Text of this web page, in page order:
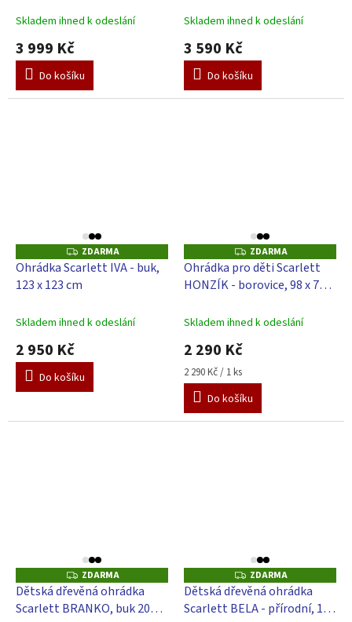
Skladem ihned k odeslání
3 999 Kč
Do košíku
Skladem ihned k odeslání
3 590 Kč
Do košíku
Z
D
A
R
ZDARMA
Ohrádka Scarlett IVA - buk,
123 x 123 cm
Skladem ihned k odeslání
2 950 Kč
Do košíku
Z
D
A
R
ZDARMA
Ohrádka pro děti Scarlett
HONZÍK - borovice, 98 x 78
Skladem ihned k odeslání
2 290 Kč
Měrná
cena:
2 290 Kč / 1 ks
Do košíku
Z
D
A
R
ZDARMA
Dětská dřevěná ohrádka
Scarlett BRANKO, buk 200 x
Z
D
A
R
ZDARMA
Dětská dřevěná ohrádka
Scarlett BELA - přírodní, 100